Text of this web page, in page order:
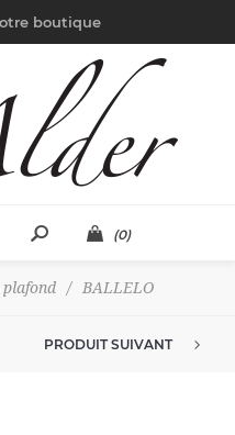
boutique
(0)
/ BALLELO
PRODUIT SUIVANT